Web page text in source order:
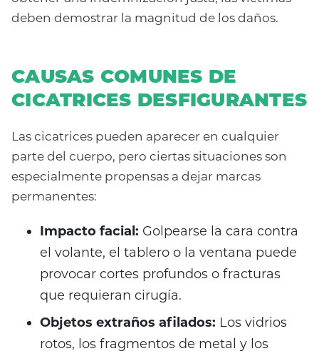
deben demostrar la magnitud de los daños.
CAUSAS COMUNES DE
CICATRICES DESFIGURANTES
Las cicatrices pueden aparecer en cualquier
parte del cuerpo, pero ciertas situaciones son
especialmente propensas a dejar marcas
permanentes:
Impacto facial: Golpearse la cara contra
el volante, el tablero o la ventana puede
provocar cortes profundos o fracturas
que requieran cirugía.
Objetos extraños afilados: Los vidrios
rotos, los fragmentos de metal y los